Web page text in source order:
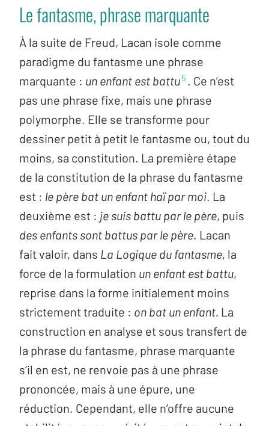
Le fantasme, phrase marquante
À la suite de Freud, Lacan isole comme
paradigme du fantasme une phrase
marquante : un enfant est battu5 . Ce n’est
pas une phrase fixe, mais une phrase
polymorphe. Elle se transforme pour
dessiner petit à petit le fantasme ou, tout du
moins, sa constitution. La première étape
de la constitution de la phrase du fantasme
est : le père bat un enfant haï par moi. La
deuxième est : je suis battu par le père, puis
des enfants sont battus par le père. Lacan
fait valoir, dans La Logique du fantasme, la
force de la formulation un enfant est battu,
reprise dans la forme initialement moins
strictement traduite : on bat un enfant. La
construction en analyse et sous transfert de
la phrase du fantasme, phrase marquante
s’il en est, ne renvoie pas à une phrase
prononcée, mais à une épure, une
réduction. Cependant, elle n’offre aucune